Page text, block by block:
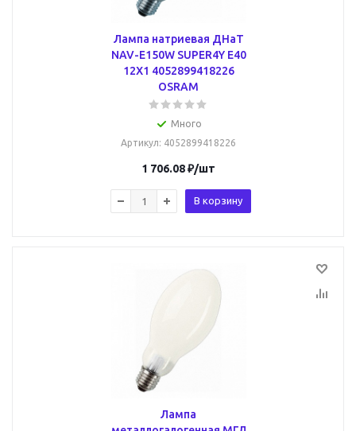
Лампа натриевая ДНаТ
NAV-E150W SUPER4Y E40
12X1 4052899418226
OSRAM
Много
Артикул: 4052899418226
1 706.08₽/шт
В корзину
Лампа